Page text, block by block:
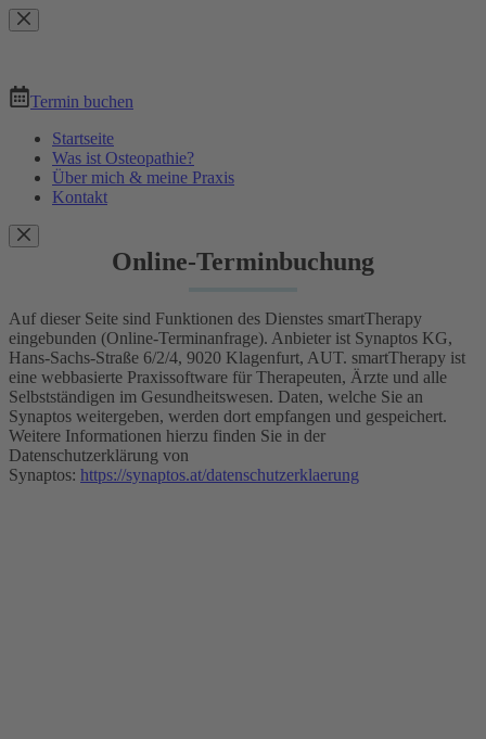
Zum
Inhalt
Termin buchen
Startseite
Was ist Osteopathie?
Über mich & meine Praxis
Kontakt
Online-Terminbuchung
Auf dieser Seite sind Funktionen des Dienstes smartTherapy
eingebunden (Online-Terminanfrage). Anbieter ist Synaptos KG,
Hans-Sachs-Straße 6/2/4, 9020 Klagenfurt, AUT. smartTherapy ist
eine webbasierte Praxissoftware für Therapeuten, Ärzte und alle
Selbstständigen im Gesundheitswesen. Daten, welche Sie an
Synaptos weitergeben, werden dort empfangen und gespeichert.
Weitere Informationen hierzu finden Sie in der
Datenschutzerklärung von
Synaptos: https://synaptos.at/datenschutzerklaerung